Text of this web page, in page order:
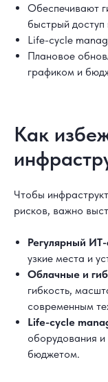
Обеспечивают
быстрый
Life-cycle
Плановое
графиком и
Как
Чтобы
рисков, важно
Регулярный
узкие места и
Облачные и
гибкость,
современным
Life-cycle
оборудования
бюджетом.